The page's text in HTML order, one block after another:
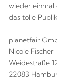
wieder einmal
das tolle
planetfair
Nicole Fischer
Weidestraße
22083